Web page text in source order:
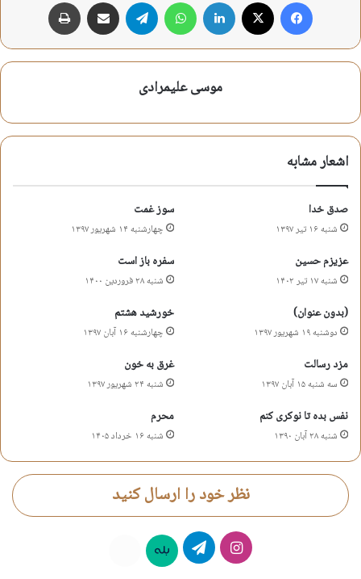
شعر مناجات سيدالشهدا
شعر هيئت
موسي عليمرادي
موسی علیمرادی
اشعار مشابه
صدق خدا
شنبه ۱۶ تیر ۱۳۹۷
سوز غمت
چهارشنبه ۱۴ شهریور ۱۳۹۷
عزیزم حسین
شنبه ۱۷ تیر ۱۴۰۲
سفره باز است
شنبه ۲۸ فروردین ۱۴۰۰
(بدون عنوان)
دوشنبه ۱۹ شهریور ۱۳۹۷
خورشید هشتم
چهارشنبه ۱۶ آبان ۱۳۹۷
مزد رسالت
سه شنبه ۱۵ آبان ۱۳۹۷
غرق به خون
شنبه ۲۴ شهریور ۱۳۹۷
نفس بده تا نوکری کنم
شنبه ۲۸ آبان ۱۳۹۰
محرم
شنبه ۱۶ خرداد ۱۴۰۵
نظر خود را ارسال کنید
اینستاگرامتلگرام بله